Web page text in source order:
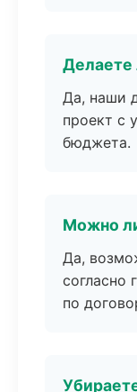
Делаете
Да, наши
проект с
бюджета.
Можно
Да,
согласно
по